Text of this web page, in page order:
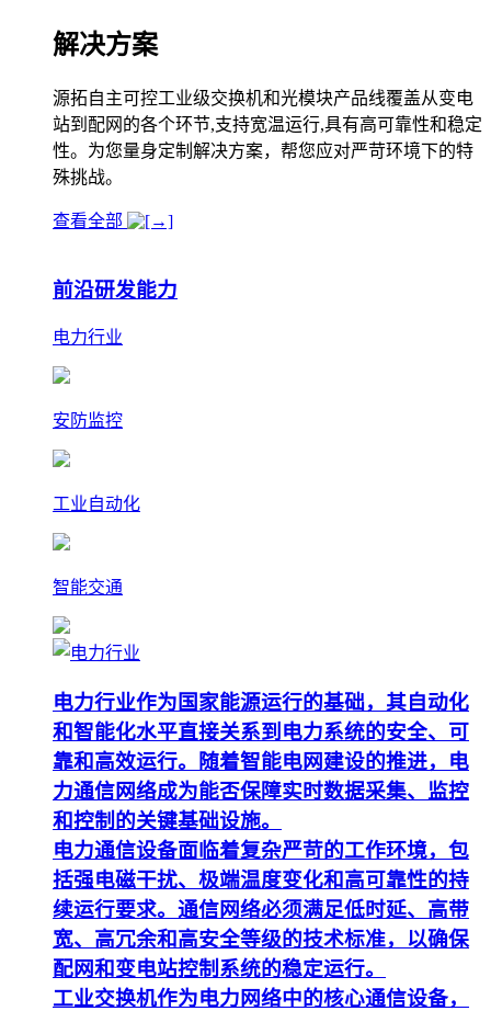
解决方案
源拓自主可控工业级交换机和光模块产品线覆盖从变电
站到配网的各个环节,支持宽温运行,具有高可靠性和稳定
性。为您量身定制解决方案，帮您应对严苛环境下的特
殊挑战。
查看全部
前沿研发能力
电力行业
安防监控
工业自动化
智能交通
电力行业作为国家能源运行的基础，其自动化
和智能化水平直接关系到电力系统的安全、可
靠和高效运行。随着智能电网建设的推进，电
力通信网络成为能否保障实时数据采集、监控
和控制的关键基础设施。
电力通信设备面临着复杂严苛的工作环境，包
括强电磁干扰、极端温度变化和高可靠性的持
续运行要求。通信网络必须满足低时延、高带
宽、高冗余和高安全等级的技术标准，以确保
配网和变电站控制系统的稳定运行。
工业交换机作为电力网络中的核心通信设备，